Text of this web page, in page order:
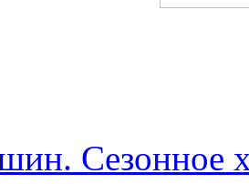
Сезонное